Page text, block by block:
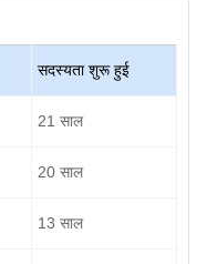
सदस्यता शुरू हुई
21 साल
20 साल
13 साल